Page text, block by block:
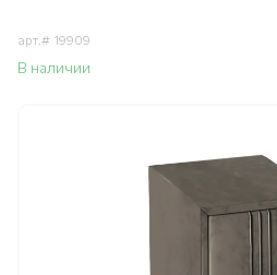
арт.# 19909
В наличии